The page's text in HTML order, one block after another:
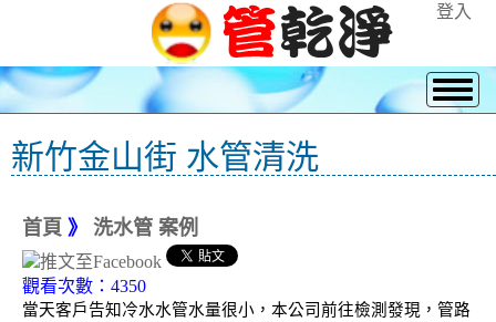
登入
新竹金山街 水管清洗
首頁 》 洗水管 案例
觀看次數：4350
當天客戶告知冷水水管水量很小，本公司前往檢測發現，管路